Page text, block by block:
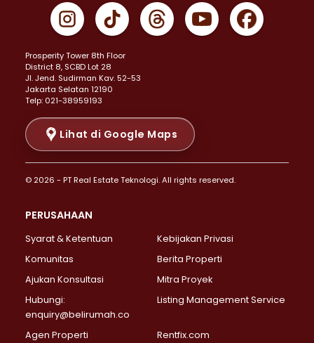
Properti Dijual di Gambir >
Properti Dijual di Johar Baru >
Properti Dijual di Menteng >
Properti Dijual di Senen >
Properti Dijual di Tanah Abang >
Properti Dijual di Cikini >
Properti Dijual di Kramat >
Properti Dijual di Pasar Baru >
Properti Dijual di Bendungan Hilir >
Properti Dijual di Jakarta Selatan >
Properti Dijual di Lebak Bulus >
Properti Dijual di Gandaria Selatan >
Properti Dijual di Pondok Labu >
Properti Dijual di Lenteng Agung >
Properti Dijual di Senayan >
Properti Dijual di Pondok Pinang >
Prosperity Tower 8th Floor
District 8, SCBD Lot 28
JI. Jend. Sudirman Kav. 52-53
Jakarta Selatan 12190
Telp: 021-38959193
Lihat di Google Maps
© 2026 - PT Real Estate Teknologi. All rights reserved.
PERUSAHAAN
Syarat & Ketentuan
Kebijakan Privasi
Komunitas
Berita Properti
Ajukan Konsultasi
Mitra Proyek
Hubungi:
enquiry@belirumah.co
Listing Management Service
Agen Properti Rentfix.com